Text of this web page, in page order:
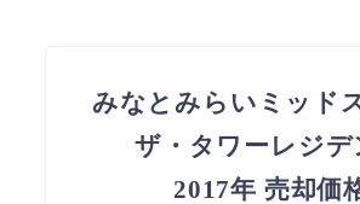
みなとみらいミッド
ザ・タワーレジデ
2017年 売却価